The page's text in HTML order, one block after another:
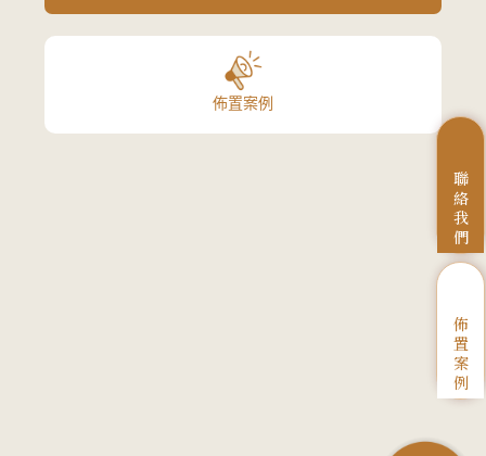
聯
絡
我
們
佈
置
案
例
佈置案例